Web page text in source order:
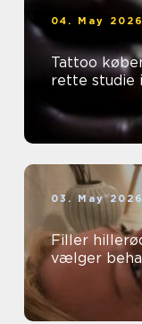
04. May 2026
Tattoo københavn sådan
rette studie
03. May 2026
Filler hillerød hvad du skal vide, før
vælger